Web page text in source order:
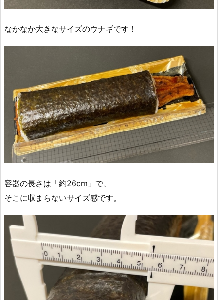
なかなか大きなサイズのウナギです！
容器の長さは「約26cm」で、
そこに収まらないサイズ感です。